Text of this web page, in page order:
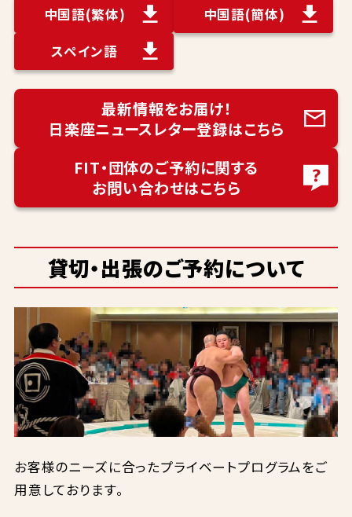
中国語(繁体) 中国語(簡体)
スペイン語
最新情報をお届け！
日楽座ニュースレター登録はこちら
FIT・団体のご予約に関する
お問い合わせはこちら
貸切・出張のご予約について
お客様のニーズに合ったプライベートプログラムをご
用意しております。